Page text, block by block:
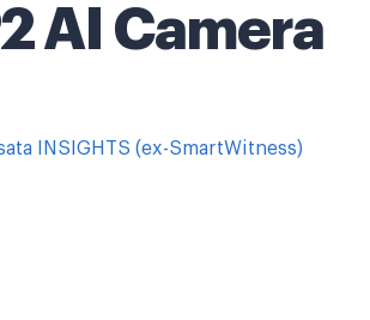
AI Camera
INSIGHTS (ex-SmartWitness)